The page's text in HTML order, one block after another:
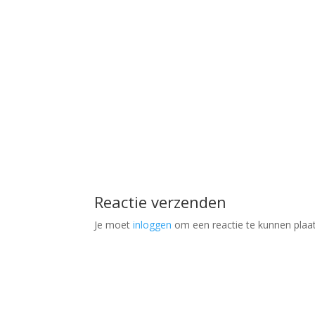
Reactie verzenden
Je moetinloggen om een reactie te kunnen